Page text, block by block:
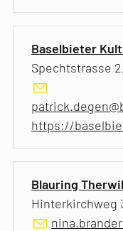
Baselbieter
Spechtstrasse
https://
Blauring Therwil
Hinterkirchweg